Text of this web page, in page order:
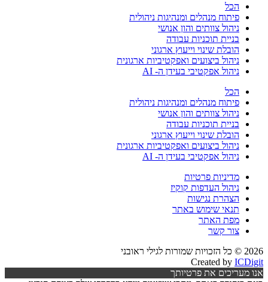
הכל
פיתוח מנהלים ומנהיגות ניהולית
ניהול צוותים והון אנושי
בניית תוכניות עבודה
הובלת שינוי וייעוץ ארגוני
ניהול ביצועים ואפקטיביות ארגונית
ניהול אפקטיבי בעידן ה- AI
הכל
פיתוח מנהלים ומנהיגות ניהולית
ניהול צוותים והון אנושי
בניית תוכניות עבודה
הובלת שינוי וייעוץ ארגוני
ניהול ביצועים ואפקטיביות ארגונית
ניהול אפקטיבי בעידן ה- AI
מדיניות פרטיות
ניהול העדפות קוקיז
הצהרת נגישות
תנאי שימוש באתר
מפת האתר
צור קשר
2026 © כל הזכויות שמורות לגילי ראובני
Created by ICDigit
אנו מעריכים את פרטיותך